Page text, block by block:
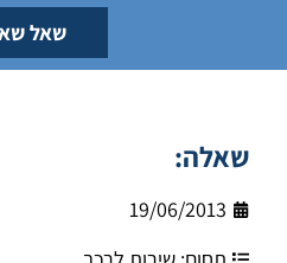
שאל
שאלה:
19/06/2013